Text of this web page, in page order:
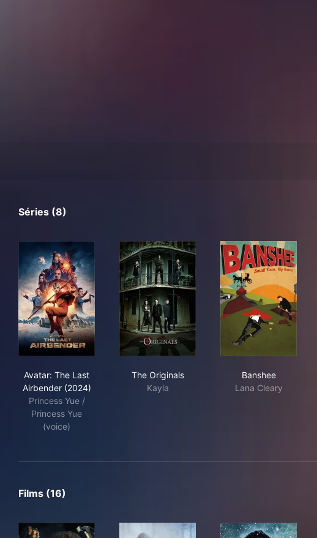
Séries (8)
Avatar: The Last
Airbender (2024)
Princess Yue /
Princess Yue
(voice)
The Originals
Kayla
Banshee
Lana Cleary
Films (16)